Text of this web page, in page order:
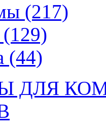
(217)
(129)
(44)
ДЛЯ